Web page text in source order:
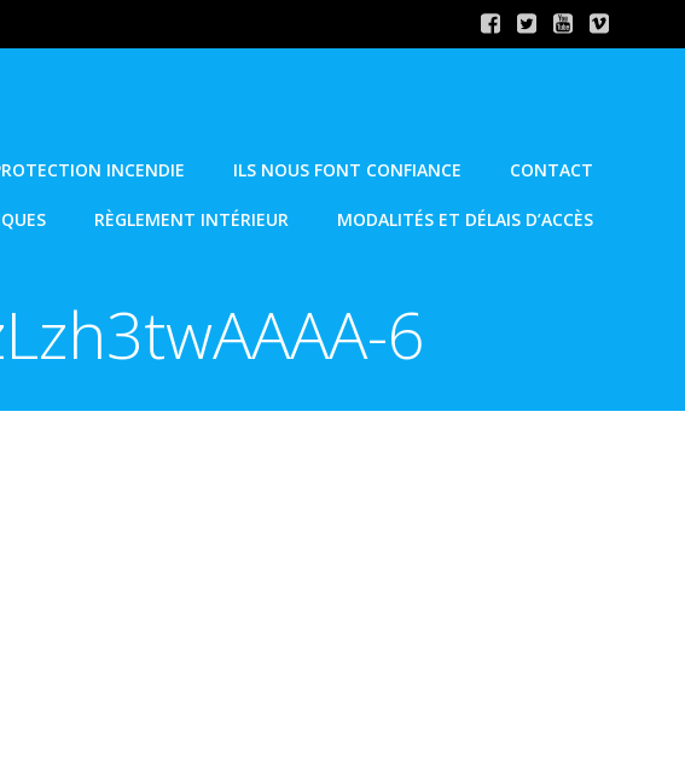
INCENDIE ILS NOUS FONT CONFIANCE CONTACT
RÈGLEMENT INTÉRIEUR MODALITÉS ET DÉLAIS D’ACCÈS
6